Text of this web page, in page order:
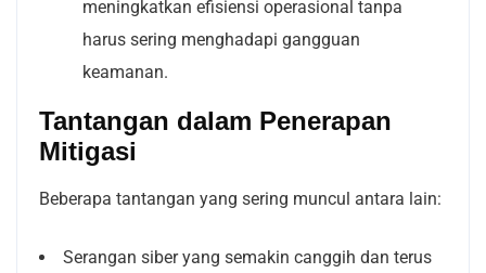
meningkatkan efisiensi operasional tanpa
harus sering menghadapi gangguan
keamanan.
Tantangan dalam Penerapan
Mitigasi
Beberapa tantangan yang sering muncul antara lain:
Serangan siber yang semakin canggih dan terus